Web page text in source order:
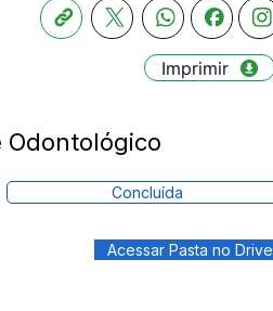
Imprimir
Odontológico
Concluída
Acessar Pasta no Drive